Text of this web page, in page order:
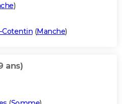
)
Cotentin (Manche)
ans)